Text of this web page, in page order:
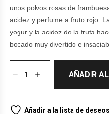
unos polvos rosas de
acidez y perfume a fruto rojo.
yogur y la acidez de la fruta
bocado muy divertido e
AÑADIR
Añadir a la lista de deseos